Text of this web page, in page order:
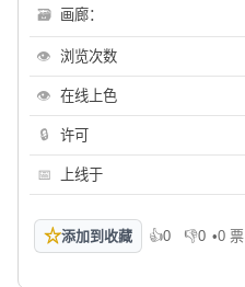
🗃 画廊：
👁 浏览次数
👁 在线上色
🔒 许可
📅 上线于
☆添加到收藏 👍0
喜欢 👎0
不喜欢
•0 票